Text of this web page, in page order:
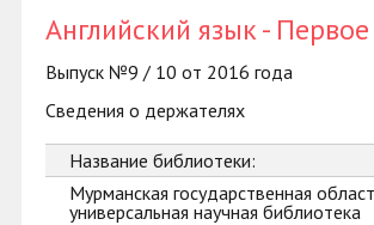
Английский язык - Первое
Выпуск №9 / 10 от 2016 года
Сведения о держателях
Название библиотеки:
Мурманская государственная
универсальная научная библиотека